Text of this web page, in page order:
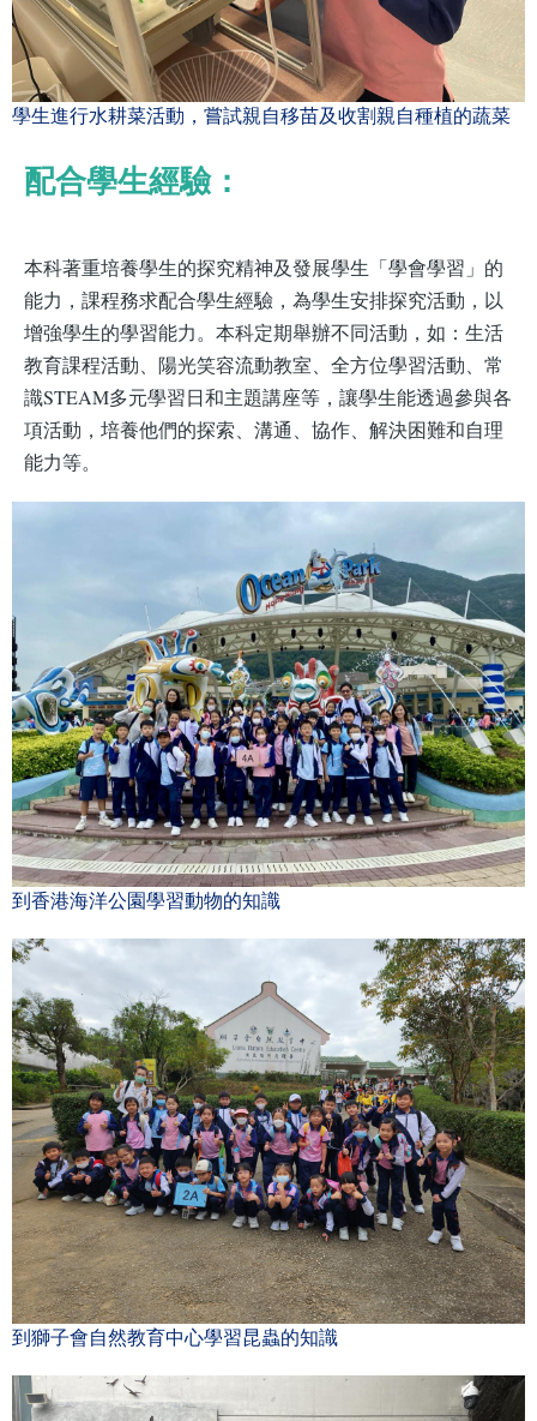
學生進行水耕菜活動，嘗試親自移苗及收割親自種植的蔬菜
配合學生經驗：
本科著重培養學生的探究精神及發展學生「學會學習」的
能力，課程務求配合學生經驗，為學生安排探究活動，以
增強學生的學習能力。本科定期舉辦不同活動，如：生活
教育課程活動、陽光笑容流動教室、全方位學習活動、常
識STEAM多元學習日和主題講座等，讓學生能透過參與各
項活動，培養他們的探索、溝通、協作、解決困難和自理
能力等。
到香港海洋公園學習動物的知識
到獅子會自然教育中心學習昆蟲的知識